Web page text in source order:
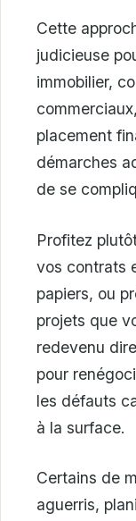
Cette
judicieuse
immobilier,
placement
démarches
de se
Profitez
vos contrats
papiers, ou
projets que
redevenu
pour
les défauts
à la surface.
Certains de
aguerris,